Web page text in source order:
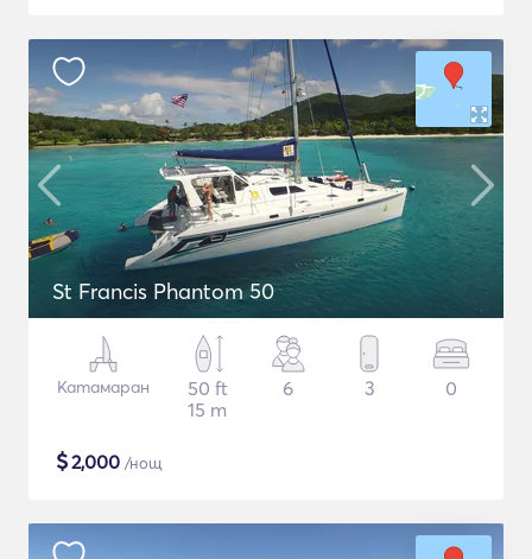
St Francis Phantom 50
Катамаран
50 ft
15 m
6 3 0
$2,000 /нощ